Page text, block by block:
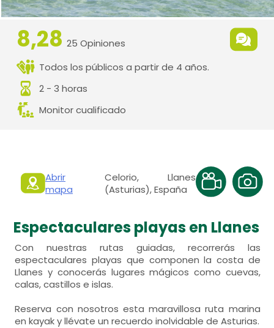
8,28 25 Opiniones
Todos los públicos a partir de 4 años.
2 - 3 horas
Monitor cualificado
Abrir
mapa
Celorio, Llanes
(Asturias), España
Espectaculares playas en Llanes
Con nuestras rutas guiadas, recorrerás las
espectaculares playas que componen la costa de
Llanes y conocerás lugares mágicos como cuevas,
calas, castillos e islas.
Reserva con nosotros esta maravillosa ruta marina
en kayak y llévate un recuerdo inolvidable de Asturias.